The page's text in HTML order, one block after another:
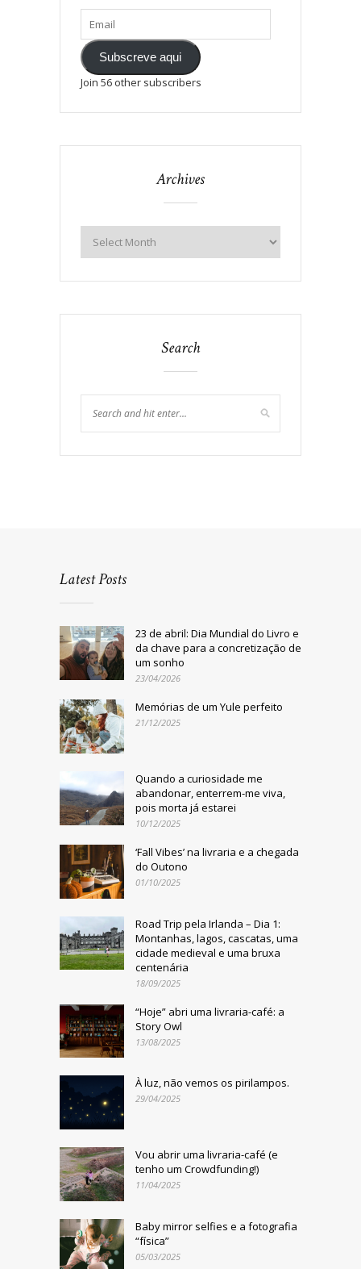
Subscreve aqui
Join 56 other subscribers
Archives
Search
Latest Posts
23 de abril: Dia Mundial do Livro e
da chave para a concretização de
um sonho
23/04/2026
Memórias de um Yule perfeito
21/12/2025
Quando a curiosidade me
abandonar, enterrem-me viva,
pois morta já estarei
10/12/2025
‘Fall Vibes’ na livraria e a chegada
do Outono
01/10/2025
Road Trip pela Irlanda – Dia 1:
Montanhas, lagos, cascatas, uma
cidade medieval e uma bruxa
centenária
18/09/2025
“Hoje” abri uma livraria-café: a
Story Owl
13/08/2025
À luz, não vemos os pirilampos.
29/04/2025
Vou abrir uma livraria-café (e
tenho um Crowdfunding!)
11/04/2025
Baby mirror selfies e a fotografia
“física”
05/03/2025